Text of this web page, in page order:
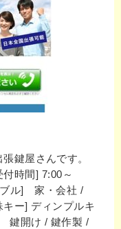
鍵屋さんです。
時間] 7:00～
ル] 家・会社 /
ー] ディンプルキ
鍵開け / 鍵作製 /